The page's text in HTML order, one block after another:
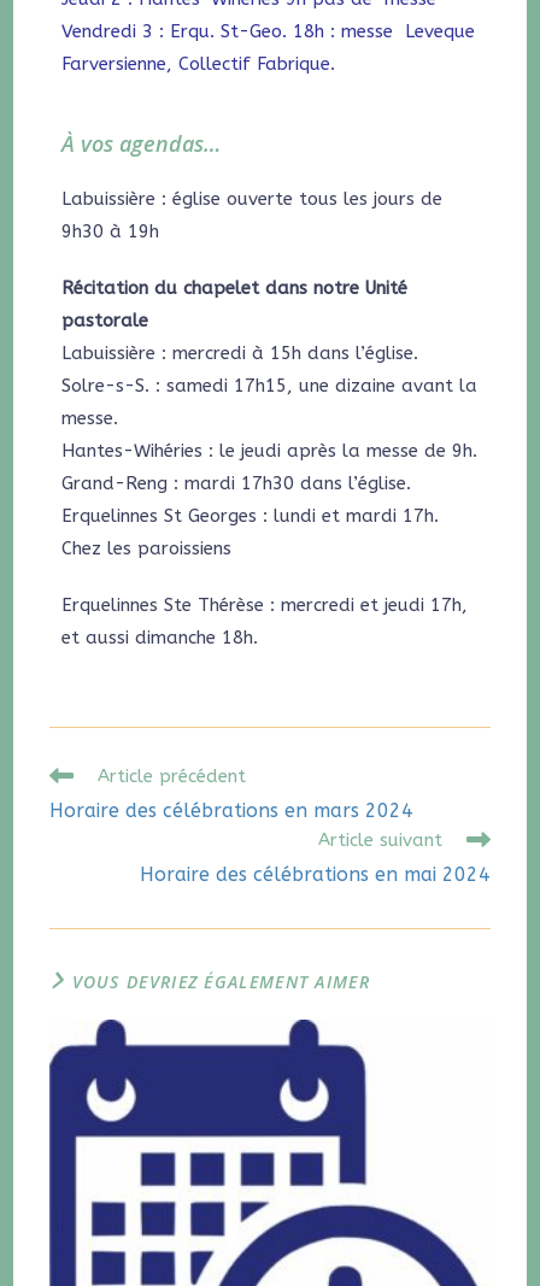
Vendredi 3 : Erqu. St-Geo. 18h : messe Leveque
Farversienne, Collectif Fabrique.
À vos agendas…
Labuissière : église ouverte tous les jours de
9h30 à 19h
Récitation du chapelet dans notre Unité
pastorale
Labuissière : mercredi à 15h dans l’église.
Solre-s-S. : samedi 17h15, une dizaine avant la
messe.
Hantes-Wihéries : le jeudi après la messe de 9h.
Grand-Reng : mardi 17h30 dans l’église.
Erquelinnes St Georges : lundi et mardi 17h.
Chez les paroissiens
Erquelinnes Ste Thérèse : mercredi et jeudi 17h,
et aussi dimanche 18h.
Article précédent
Horaire des célébrations en mars 2024
Article suivant
Horaire des célébrations en mai 2024
VOUS DEVRIEZ ÉGALEMENT AIMER